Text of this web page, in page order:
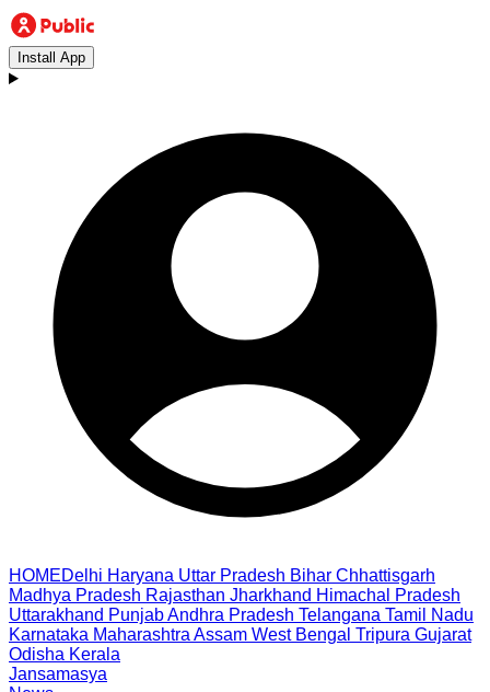
Install App
HOMEDelhi Haryana Uttar Pradesh Bihar Chhattisgarh
Madhya Pradesh Rajasthan Jharkhand Himachal Pradesh
Uttarakhand PunjabAndhra Pradesh Telangana Tamil Nadu
Karnataka Maharashtra Assam West Bengal Tripura Gujarat
Odisha Kerala
Jansamasya